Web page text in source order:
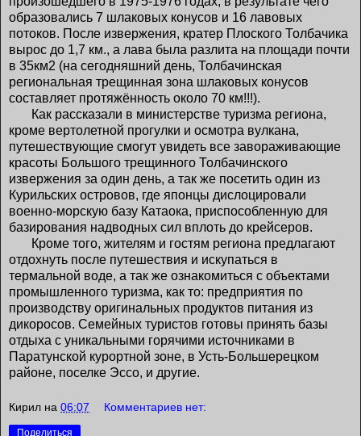
образовались 7 шлаковых конусов и 16 лавовых
потоков. После извержения, кратер Плоского Толбачика
вырос до 1,7 км., а лава была разлита на площади почти
в 35км2 (на сегодняшний день, Толбачинская
региональная трещинная зона шлаковых конусов
составляет протяжённость около 70 км!!!).
Как рассказали в министерстве туризма региона,
кроме вертолетной прогулки и осмотра вулкана,
путешествующие смогут увидеть все завораживающие
красоты Большого трещинного Толбачинского
извержения за один день, а так же посетить один из
Курильских островов, где японцы дислоцировали
военно-морскую базу Катаока, приспособленную для
базирования надводных сил вплоть до крейсеров.
Кроме того, жителям и гостям региона предлагают
отдохнуть после путешествия и искупаться в
термальной воде, а так же ознакомиться с объектами
промышленного туризма, как то: предприятия по
производству оригинальных продуктов питания из
дикоросов. Семейных туристов готовы принять базы
отдыха с уникальными горячими источниками в
Паратунской курортной зоне, в Усть-Большерецком
районе, поселке Эссо, и другие.
Кирил на 06:07 Комментариев нет:
Поделиться